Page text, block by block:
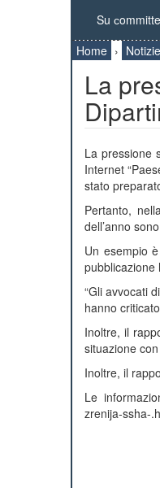
Su
Home › Notizie
La
La pressione
Internet
stato
Pertanto,
dell’anno
Un esempio
pubblicazione
“Gli avvocati
hanno
Inoltre, il
situazione
Inoltre, il
Le
zrenija-ssha-